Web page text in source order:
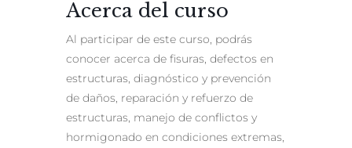
Acerca del curso
Al participar de este curso, podrás
conocer acerca de fisuras, defectos en
estructuras, diagnóstico y prevención
de daños, reparación y refuerzo de
estructuras, manejo de conflictos y
hormigonado en condiciones extremas,